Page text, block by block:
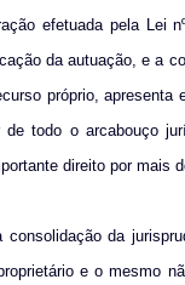
efetuada pela
da autuação, e a
próprio,
todo o arcabouço
direito por mais
da
e o mesmo